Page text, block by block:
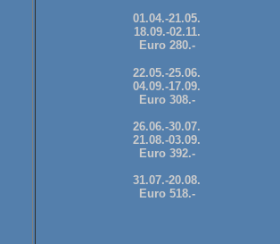
01.04.-21.05.
18.09.-02.11.
Euro 280.-
22.05.-25.06.
04.09.-17.09.
Euro 308.-
26.06.-30.07.
21.08.-03.09.
Euro 392.-
31.07.-20.08.
Euro 518.-